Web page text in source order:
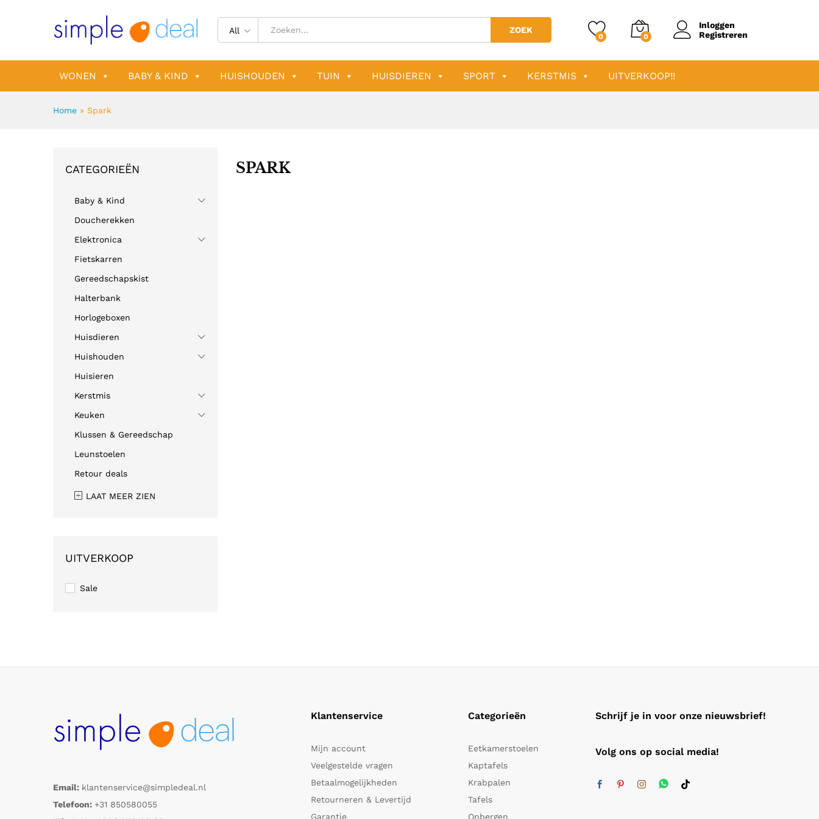
All ZOEK
0 0
Inloggen
Registreren
WONEN BABY & KIND HUISHOUDEN TUIN HUISDIEREN SPORT KERSTMIS UITVERKOOP!!
Home » Spark
SPARK
CATEGORIEËN
Baby & Kind
Doucherekken
Elektronica
Fietskarren
Gereedschapskist
Halterbank
Horlogeboxen
Huisdieren
Huishouden
Huisieren
Kerstmis
Keuken
Klussen & Gereedschap
Leunstoelen
Retour deals
LAAT MEER ZIEN
UITVERKOOP
Sale
Email: klantenservice@simpledeal.nl
Telefoon: +31 850580055
Klantenservice
Mijn account
Veelgestelde vragen
Betaalmogelijkheden
Retourneren & Levertijd
Garantie
Categorieën
Eetkamerstoelen
Kaptafels
Krabpalen
Tafels
Opbergen
Schrijf je in voor onze nieuwsbrief!
Volg ons op social media!